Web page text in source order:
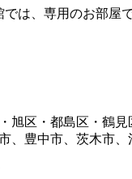
は、専用のお部屋
旭区・都島区・鶴
、豊中市、茨木市